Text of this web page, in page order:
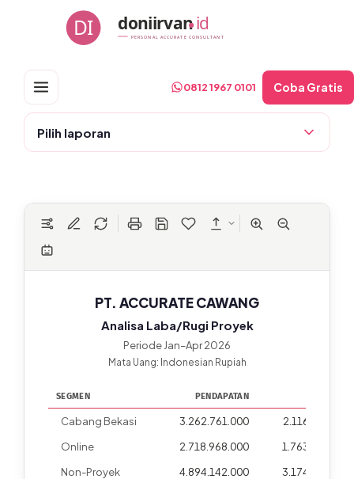
DI doniirvanid
PERSONAL ACCURATE CONSULTANT
0812 1967 0101 Coba Gratis
Pilih laporan
PT. ACCURATE CAWANG
Analisa Laba/Rugi Proyek
Periode Jan–Apr 2026
Mata Uang: Indonesian Rupiah
SEGMEN PENDAPATAN
Cabang Bekasi 3.262.761.000
2.116.498.000
Online
2.718.968.000
1.763.748.000
Non-Proyek
4.894.142.000 3.174.748.000